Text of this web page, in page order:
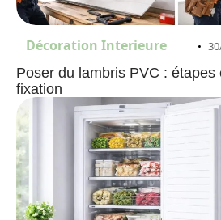
Décoration Interieure
Poser du lambris PVC : étapes
fixation